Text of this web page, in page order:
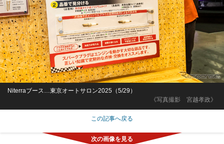
《写真撮影 宮越孝政》
Niterraブース…東京オートサロン2025（5/29）
この記事へ戻る